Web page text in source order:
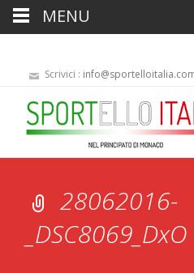
Scrivici :
28062016-
_DSC8069_DxO
MENU